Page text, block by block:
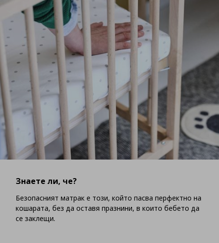
Знаете ли, че?
Безопасният матрак е този, който пасва перфектно на
кошарата, без да оставя празнини, в които бебето да
се заклещи.